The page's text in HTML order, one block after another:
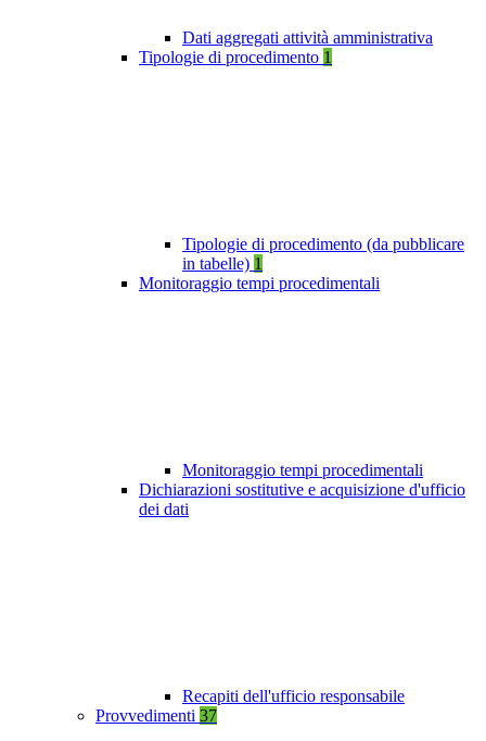
Dati aggregati attività amministrativa
Tipologie di procedimento 1
Tipologie di procedimento (da pubblicare
in tabelle) 1
Monitoraggio tempi procedimentali
Monitoraggio tempi procedimentali
Dichiarazioni sostitutive e acquisizione d'ufficio
dei dati
Recapiti dell'ufficio responsabile
Provvedimenti 37